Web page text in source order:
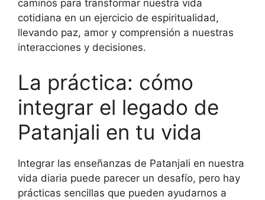
caminos para transformar nuestra vida
cotidiana en un ejercicio de espiritualidad,
llevando paz, amor y comprensión a nuestras
interacciones y decisiones.
La práctica: cómo
integrar el legado de
Patanjali en tu vida
Integrar las enseñanzas de Patanjali en nuestra
vida diaria puede parecer un desafío, pero hay
prácticas sencillas que pueden ayudarnos a